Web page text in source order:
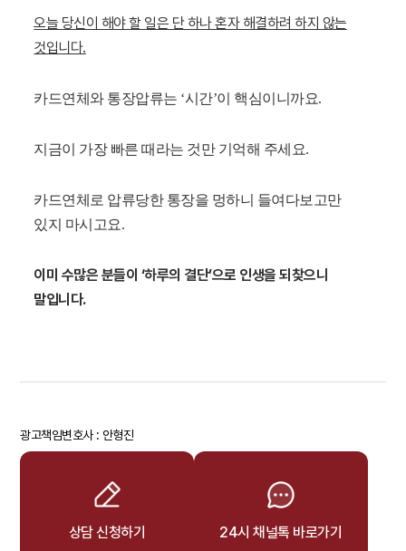
오늘 당신이 해야 할 일은 단 하나 혼자 해결하려 하지 않는
것입니다.
카드연체와 통장압류는 ‘시간’이 핵심이니까요.
지금이 가장 빠른 때라는 것만 기억해 주세요.
카드연체로 압류당한 통장을 멍하니 들여다보고만
있지 마시고요.
이미 수많은 분들이 ‘하루의 결단’으로 인생을 되찾으니
말입니다.
광고책임변호사 : 안형진
상담 신청하기 24시 채널톡 바로가기